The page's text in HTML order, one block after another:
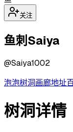
关注
鱼刺Saiya
@Saiya1002
泡泡树洞画廊地址
树洞详情